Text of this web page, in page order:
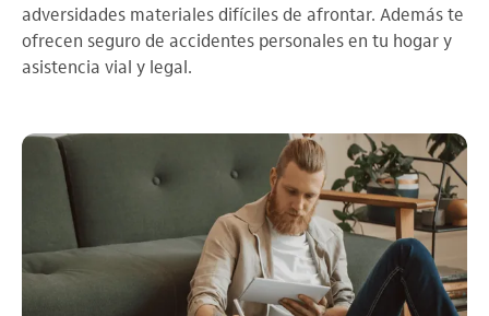
adversidades materiales difíciles de afrontar. Además te
ofrecen seguro de accidentes personales en tu hogar y
asistencia vial y legal.